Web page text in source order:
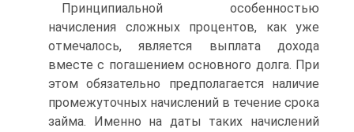
Принципиальной особенностью
начисления сложных процентов, как уже
отмечалось, является выплата дохода
вместе с погашением основного долга. При
этом обязательно предполагается наличие
промежуточных начислений в течение срока
займа. Именно на даты таких начислений